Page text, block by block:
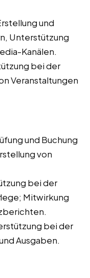
und
Unterstützung
Kanälen.
bei der
Veranstaltungen
und Buchung
von
bei der
Mitwirkung
bei der
Ausgaben.